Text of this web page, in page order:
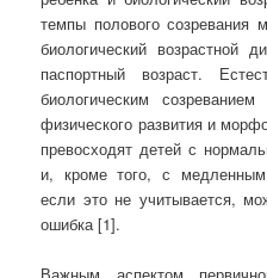
темпы полового созревания
биологический возрастной
паспортный возраст.
биологическим
физического развития и
превосходят детей с
и, кроме того, с медленным
если это не учитывается,
ошибка [1].